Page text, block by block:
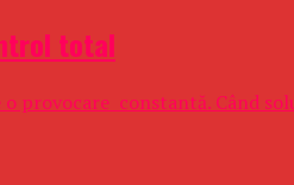
total
constantă. Când